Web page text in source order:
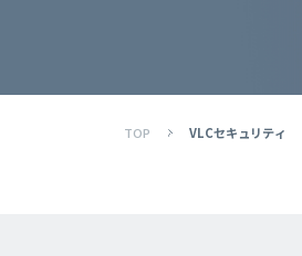
TOP VLCセキュリティ